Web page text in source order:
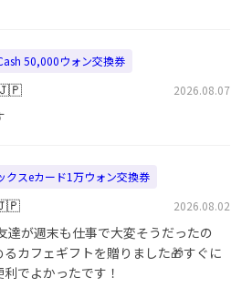
50,000ウォン交換券
2026.08.07
クスeカード1万ウォン交換券
2026.08.02
達が週末も仕事で大変そうだったの
カフェギフトを贈りました🎁すぐに
でよかったです！